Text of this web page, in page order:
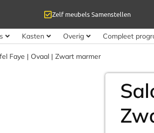
Zelf meubels Samenstellen
Kasten Overig Compleet
Faye | Ovaal | Zwart marmer